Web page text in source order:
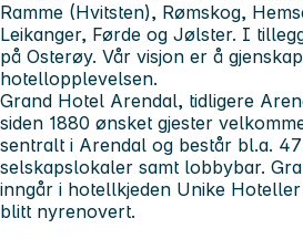
Ramme (Hvitsten), Rømskog,
Leikanger, Førde og Jølster. I
på Osterøy. Vår visjon er å
hotellopplevelsen.
Grand Hotel Arendal, tidligere
siden 1880 ønsket gjester
sentralt i Arendal og består bl.a.
selskapslokaler samt lobbybar.
inngår i hotellkjeden Unike
blitt nyrenovert.